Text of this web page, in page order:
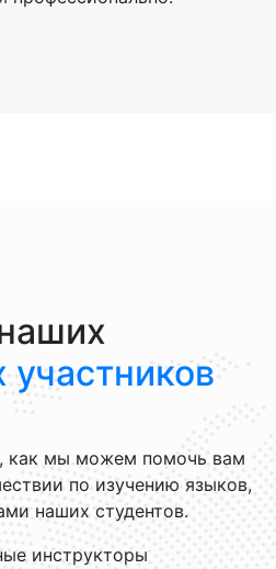
участников
как мы можем помочь вам
по изучению языков,
наших студентов.
инструкторы